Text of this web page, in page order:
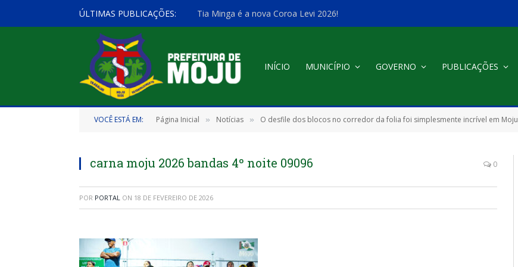
ÚLTIMAS PUBLICAÇÕES: Tia Minga é a nova Coroa Levi 2026!
INÍCIO MUNICÍPIO GOVERNO PUBLICAÇÕES
VOCÊ ESTÁ EM: Página Inicial » Notícias » O desfile dos blocos no corredor da folia foi simplesmente incrível em Moju
carna moju 2026 bandas 4º noite 09096 0
POR PORTAL ON 18 DE FEVEREIRO DE 2026